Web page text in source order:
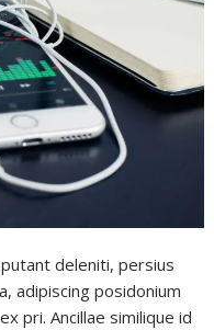
deleniti, persius
adipiscing posidonium
pri. Ancillae similique id